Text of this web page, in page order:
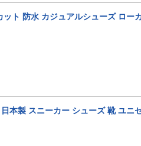
ト 防水 カジュアルシューズ ロー
本製 スニーカー シューズ 靴 ユニ